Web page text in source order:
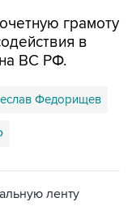
грамоту
в
ВС РФ.
Федорищев
ленту